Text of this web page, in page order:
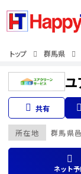
トップ 群馬県
ユ
共有
所在地 群馬県
ネット